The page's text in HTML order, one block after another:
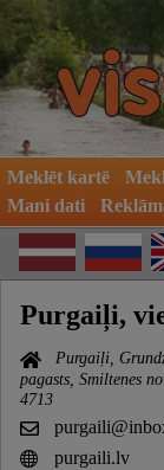
Meklēt kartē
Mani dati
Purgaiļi,
Purgaiļi,
pagasts, Smiltenes
4713
purgaili.lv